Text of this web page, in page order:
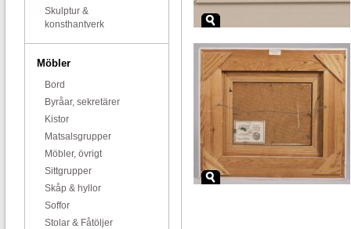
Skulptur &
konsthantverk
Möbler
Bord
Byråar, sekretärer
Kistor
Matsalsgrupper
Möbler, övrigt
Sittgrupper
Skåp & hyllor
Soffor
Stolar & Fåtöljer